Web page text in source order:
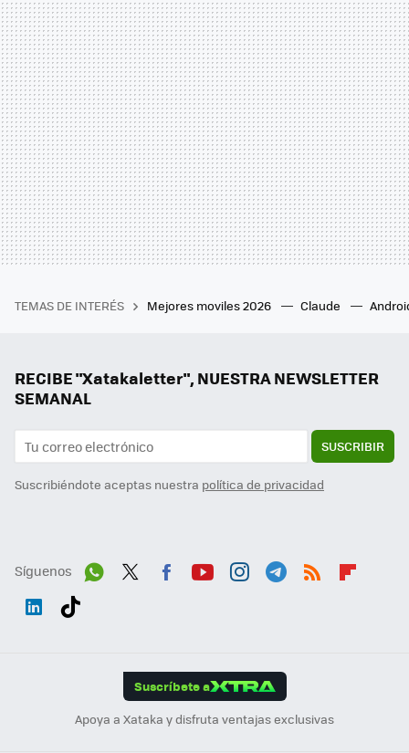
TEMAS DE INTERÉS Mejores moviles 2026 Claude
RECIBE "Xatakaletter", NUESTRA NEWSLETTER
SEMANAL
SUSCRIBIR
Suscribiéndote aceptas nuestra política de privacidad
Síguenos
Suscríbete a
Apoya a Xataka y disfruta ventajas exclusivas